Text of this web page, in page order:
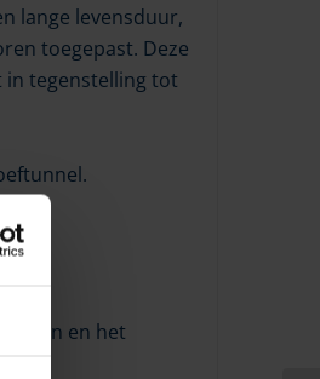
lange levensduur,
toegepast. Deze
tegenstelling tot
en het